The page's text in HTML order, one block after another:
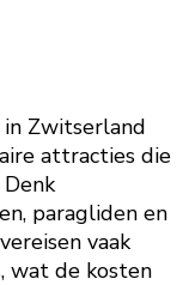
Zwitserland
attracties die
paragliden en
vaak
wat de kosten